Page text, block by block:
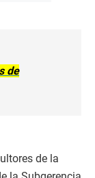
de
de la